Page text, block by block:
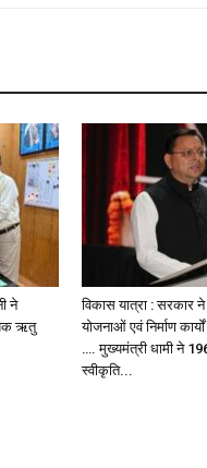
ने
ऋतु
विकास यात्रा : सरकार ने
योजनाओं एवं निर्माण
…. मुख्यमंत्री धामी ने
स्वीकृति...